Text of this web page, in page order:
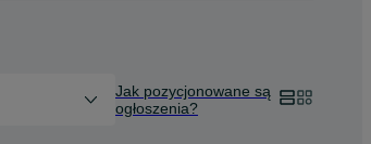
Jak pozycjonowane są
ogłoszenia?